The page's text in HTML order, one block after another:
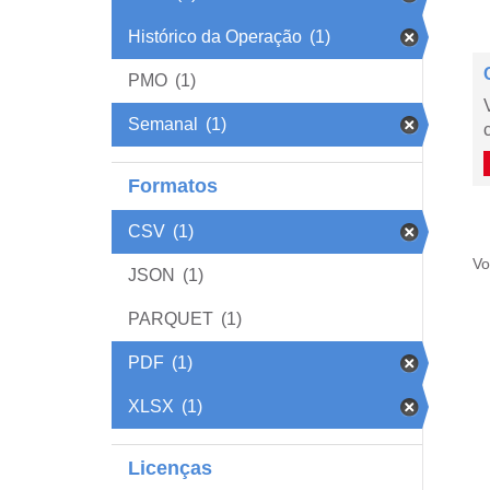
Histórico da Operação (1)
PMO (1)
Semanal (1)
Formatos
CSV (1)
JSON (1)
PARQUET (1)
PDF (1)
XLSX (1)
Licenças